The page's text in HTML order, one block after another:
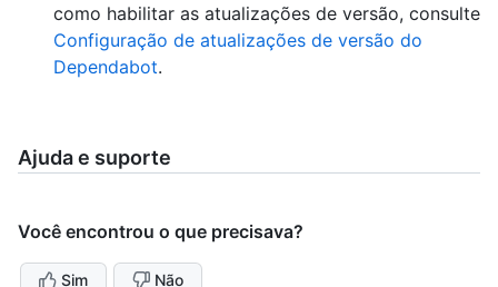
como habilitar as atualizações de versão, consulte
Configuração de atualizações de versão do
Dependabot.
Ajuda e suporte
Você encontrou o que precisava?
Sim Não